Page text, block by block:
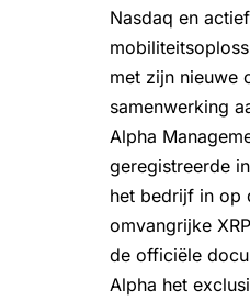
Nasdaq en
met zijn nieuwe
samenwerking
Alpha
geregistreerde
het bedrijf in op
omvangrijke
de officiële
Alpha het